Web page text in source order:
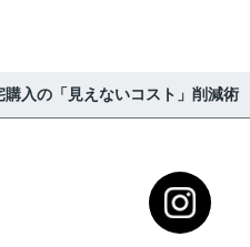
入の「見えないコスト」削減術